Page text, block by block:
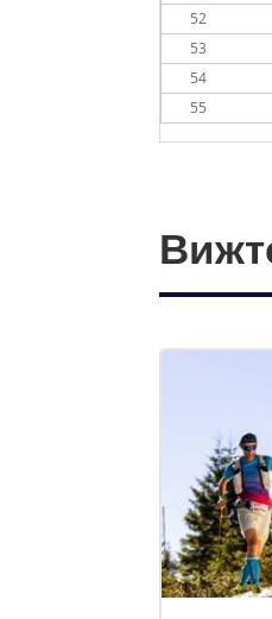
52
53
54
55